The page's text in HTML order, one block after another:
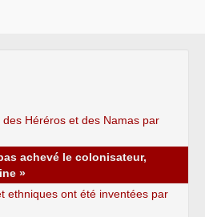
des Héréros et des Namas par
achevé le colonisateur,
»
ethniques ont été inventées par